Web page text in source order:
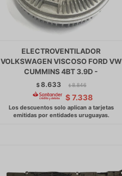
ELECTROVENTILADOR
VOLKSWAGEN VISCOSO FORD VW
CUMMINS 4BT 3.9D -
$8.633 $ 8.846
$ 7.338